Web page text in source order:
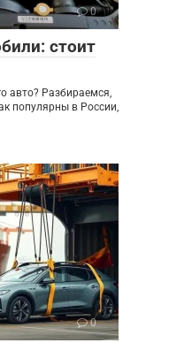
0
стоит
авто? Разбираемся,
популярны в России,
0